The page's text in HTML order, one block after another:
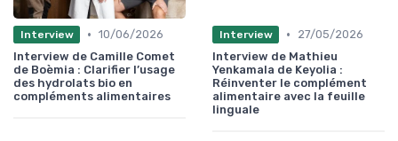
Interview • 10/06/2026
Interview de Camille Comet
de Boèmia : Clarifier l’usage
des hydrolats bio en
compléments alimentaires
Interview •
27/05/2026
Interview de Mathieu
Yenkamala de Keyolia :
Réinventer le complément
alimentaire avec la feuille
linguale